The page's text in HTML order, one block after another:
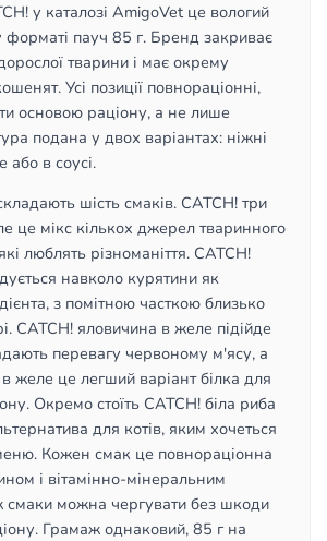
у каталозі AmigoVet це вологий
форматі пауч 85 г. Бренд закриває
тварини і має окрему
Усі позиції повнораціонні,
основою раціону, а не лише
подана у двох варіантах: ніжні
в соусі.
шість смаків. CATCH! три
це мікс кількох джерел тваринного
люблять різноманіття. CATCH!
навколо курятини як
з помітною часткою близько
CATCH! яловичина в желе підійде
перевагу червоному м'ясу, а
желе це легший варіант білка для
Окремо стоїть CATCH! біла риба
для котів, яким хочеться
Кожен смак це повнораціонна
і вітамінно-мінеральним
смаки можна чергувати без шкоди
Грамаж однаковий, 85 г на